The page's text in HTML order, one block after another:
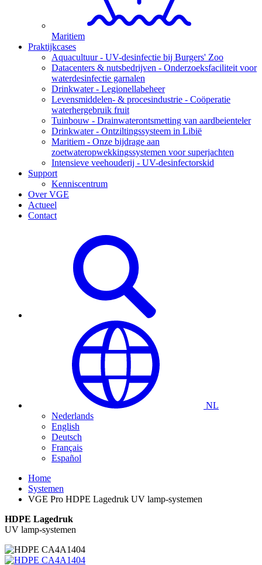
Maritiem
Praktijkcases
Aquacultuur - UV-desinfectie bij Burgers' Zoo
Datacenters & nutsbedrijven - Onderzoeksfaciliteit voor
waterdesinfectie garnalen
Drinkwater - Legionellabeheer
Levensmiddelen- & procesindustrie - Coöperatie
waterhergebruik fruit
Tuinbouw - Drainwaterontsmetting van aardbeienteler
Drinkwater - Ontziltingssysteem in Libië
Maritiem - Onze bijdrage aan
zoetwateropwekkingssystemen voor superjachten
Intensieve veehouderij - UV-desinfectorskid
Support
Kenniscentrum
Over VGE
Actueel
Contact
NL
Nederlands
English
Deutsch
Français
Español
Home
Systemen
VGE Pro HDPE Lagedruk UV lamp-systemen
HDPE Lagedruk
UV lamp-systemen